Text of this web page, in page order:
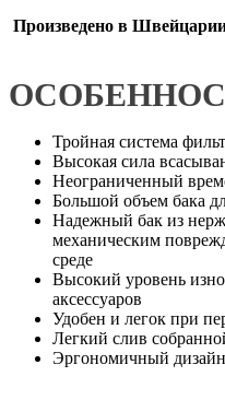
Произведено в
Тройная система
Высокая сила
Неограниченный
Большой объем бака
Надежный бак из
механическим
среде
Высокий уровень
аксессуаров
Удобен и легок при
Легкий слив
Эргономичный дизайн